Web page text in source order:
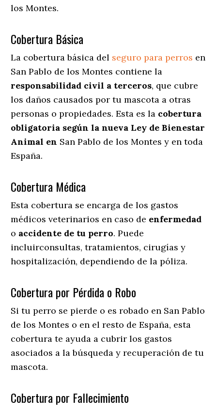
los Montes.
Cobertura Básica
La cobertura básica del seguro para perros en
San Pablo de los Montes contiene la
responsabilidad civil a terceros, que cubre
los daños causados por tu mascota a otras
personas o propiedades. Esta es la cobertura
obligatoria según la nueva Ley de Bienestar
Animal en San Pablo de los Montes y en toda
España.
Cobertura Médica
Esta cobertura se encarga de los gastos
médicos veterinarios en caso de enfermedad
o accidente de tu perro. Puede
incluirconsultas, tratamientos, cirugías y
hospitalización, dependiendo de la póliza.
Cobertura por Pérdida o Robo
Si tu perro se pierde o es robado en San Pablo
de los Montes o en el resto de España, esta
cobertura te ayuda a cubrir los gastos
asociados a la búsqueda y recuperación de tu
mascota.
Cobertura por Fallecimiento